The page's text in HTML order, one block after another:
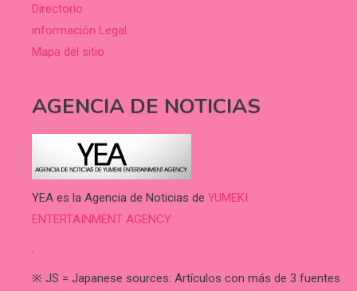
Directorio
información Legal
Mapa del sitio
AGENCIA DE NOTICIAS
YEA es la Agencia de Noticias de YUMEKI
ENTERTAINMENT AGENCY.
.
※ JS = Japanese sources: Artículos con más de 3 fuentes